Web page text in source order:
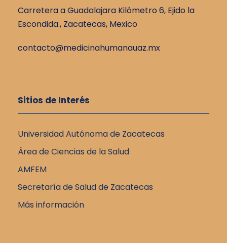
Carretera a Guadalajara Kilómetro 6, Ejido la
Escondida., Zacatecas, Mexico
contacto@medicinahumanauaz.mx
Sitios de Interés
Universidad Autónoma de Zacatecas
Área de Ciencias de la Salud
AMFEM
Secretaría de Salud de Zacatecas
Más información